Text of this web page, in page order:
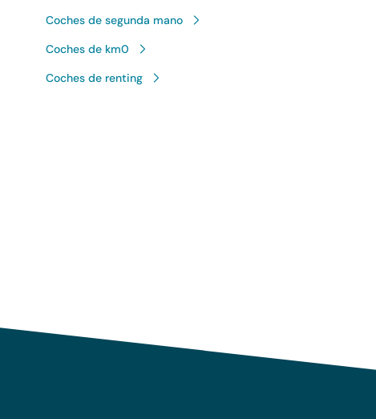
Coches de segunda mano
Coches de km0
Coches de renting